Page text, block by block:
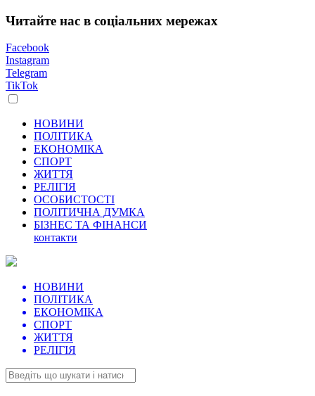
Читайте нас в соціальних мережах
Facebook
Instagram
Telegram
TikTok
НОВИНИ
ПОЛІТИКА
ЕКОНОМІКА
СПОРТ
ЖИТТЯ
РЕЛІГІЯ
ОСОБИСТОСТІ
ПОЛІТИЧНА ДУМКА
БІЗНЕС ТА ФІНАНСИ
контакти
НОВИНИ
ПОЛІТИКА
ЕКОНОМІКА
СПОРТ
ЖИТТЯ
РЕЛІГІЯ